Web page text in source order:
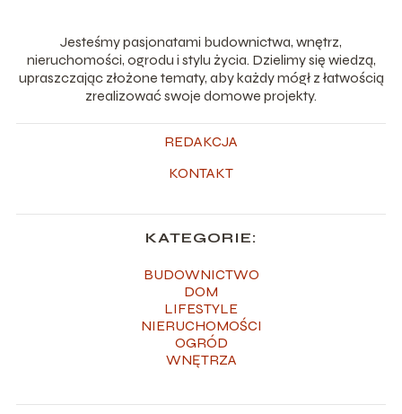
Jesteśmy pasjonatami budownictwa, wnętrz,
nieruchomości, ogrodu i stylu życia. Dzielimy się wiedzą,
upraszczając złożone tematy, aby każdy mógł z łatwością
zrealizować swoje domowe projekty.
REDAKCJA
KONTAKT
KATEGORIE:
BUDOWNICTWO
DOM
LIFESTYLE
NIERUCHOMOŚCI
OGRÓD
WNĘTRZA